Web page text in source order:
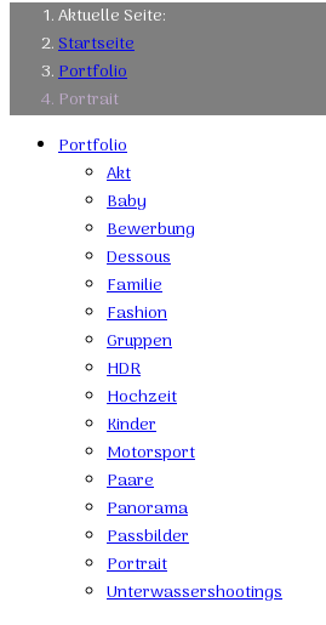
Aktuelle Seite:
Startseite
Portfolio
Portrait
Portfolio
Akt
Baby
Bewerbung
Dessous
Familie
Fashion
Gruppen
HDR
Hochzeit
Kinder
Motorsport
Paare
Panorama
Passbilder
Portrait
Unterwassershootings